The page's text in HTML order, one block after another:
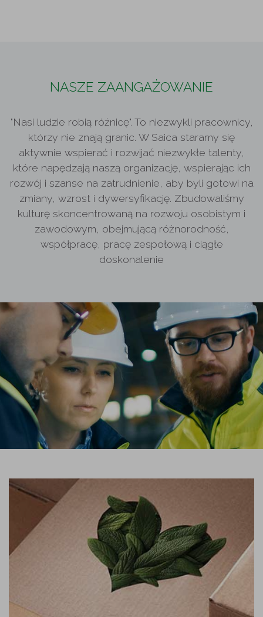
NASZE ZAANGAŻOWANIE
"Nasi ludzie robią różnicę". To niezwykli pracownicy,
którzy nie znają granic. W Saica staramy się
aktywnie wspierać i rozwijać niezwykłe talenty,
które napędzają naszą organizację, wspierając ich
rozwój i szanse na zatrudnienie, aby byli gotowi na
zmiany, wzrost i dywersyfikację. Zbudowaliśmy
kulturę skoncentrowaną na rozwoju osobistym i
zawodowym, obejmującą różnorodność,
współpracę, pracę zespołową i ciągłe
doskonalenie